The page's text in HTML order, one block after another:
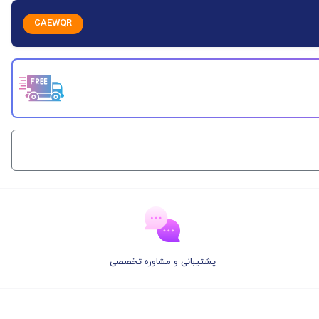
CAEWQR
پشتیبانی و مشاوره تخصصی